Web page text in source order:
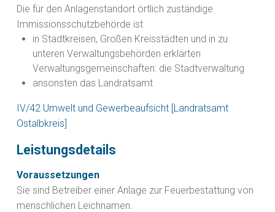
Die für den Anlagenstandort örtlich zuständige
Immissionsschutzbehörde ist
in Stadtkreisen, Großen Kreisstädten und in zu
unteren Verwaltungsbehörden erklärten
Verwaltungsgemeinschaften: die Stadtverwaltung
ansonsten das Landratsamt
IV/42 Umwelt und Gewerbeaufsicht [Landratsamt
Ostalbkreis]
Leistungsdetails
Voraussetzungen
Sie sind Betreiber einer Anlage zur Feuerbestattung von
menschlichen Leichnamen.